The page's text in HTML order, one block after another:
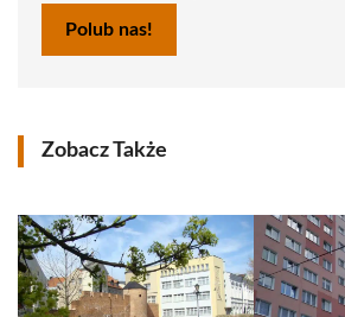
Polub nas!
Zobacz Także